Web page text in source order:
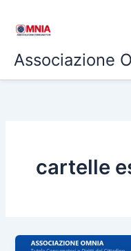
Associazione
cartelle